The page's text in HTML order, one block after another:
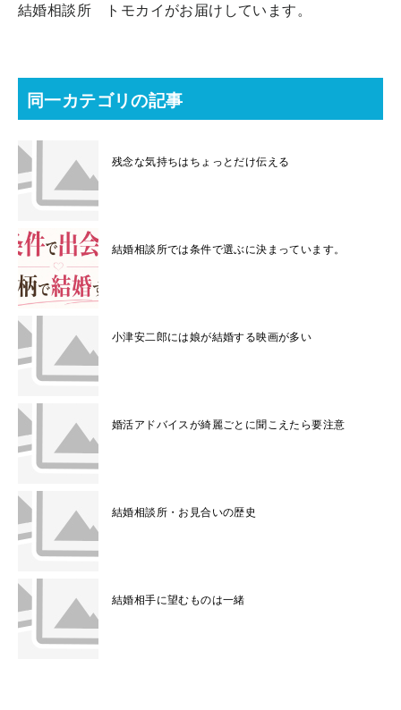
結婚相談所 トモカイがお届けしています。
同一カテゴリの記事
残念な気持ちはちょっとだけ伝える
結婚相談所では条件で選ぶに決まっています。
小津安二郎には娘が結婚する映画が多い
婚活アドバイスが綺麗ごとに聞こえたら要注意
結婚相談所・お見合いの歴史
結婚相手に望むものは一緒